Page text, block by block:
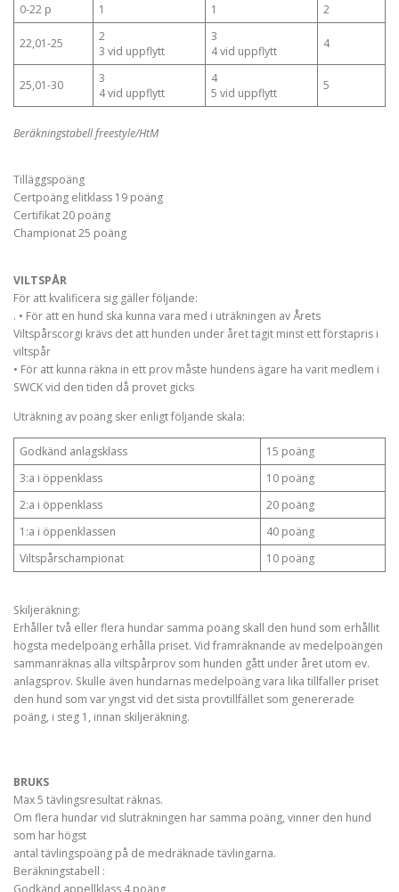
0-22 p
1 1 2
22,01-25
2
3 vid uppflytt
3
4 vid uppflytt
4
25,01-30
3
4 vid uppflytt
4
5 vid uppflytt
5
Beräkningstabell freestyle/HtM
Tilläggspoäng
Certpoäng elitklass 19 poäng
Certifikat 20 poäng
Championat 25 poäng
VILTSPÅR
För att kvalificera sig gäller följande:
. • För att en hund ska kunna vara med i uträkningen av Årets
Viltspårscorgi krävs det att hunden under året tagit minst ett förstapris i
viltspår
• För att kunna räkna in ett prov måste hundens ägare ha varit medlem i
SWCK vid den tiden då provet gicks
Uträkning av poäng sker enligt följande skala:
Godkänd anlagsklass
15 poäng
3:a i öppenklass
10 poäng
2:a i öppenklass
20 poäng
1:a i öppenklassen
40 poäng
Viltspårschampionat
10 poäng
Skiljeräkning:
Erhåller två eller flera hundar samma poäng skall den hund som erhållit
högsta medelpoäng erhålla priset. Vid framräknande av medelpoängen
sammanräknas alla viltspårprov som hunden gått under året utom ev.
anlagsprov. Skulle även hundarnas medelpoäng vara lika tillfaller priset
den hund som var yngst vid det sista provtillfället som genererade
poäng, i steg 1, innan skiljeräkning.
BRUKS
Max 5 tävlingsresultat räknas.
Om flera hundar vid sluträkningen har samma poäng, vinner den hund
som har högst
antal tävlingspoäng på de medräknade tävlingarna.
Beräkningstabell :
Godkänd appellklass 4 poäng